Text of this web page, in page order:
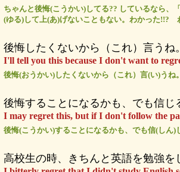
ちゃんと後悔(こうかい)してる?? しているなら、
(ゆる)して上(あ)げないこともない。わかった!!?
後悔したくないから（これ）言うね。
I'll tell you this because I don't want to
後悔(おうかい)したくないから（これ）言(い)うね。
後悔することになるかも、でも信じ
I may regret this, but if I don't follow the
後悔(こうかい)することになるかも、でも信(しん)
高校生の時、きちんと英語を勉強を